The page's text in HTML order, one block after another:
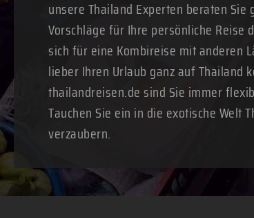
unsere Thailand Experten beraten
Vorschläge für Ihre persönliche Reise
sich für eine Kombireise mit anderen
lieber Ihren Urlaub ganz auf Thailand
thailandreisen.de sind Sie immer
Tauchen Sie ein in die exotische Welt
verzaubern.